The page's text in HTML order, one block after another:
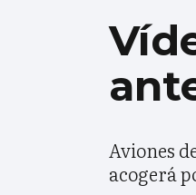
Aviones
acogerá